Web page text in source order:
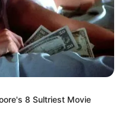
du jour en 7
SUR-LOING
8 Sultriest Movie